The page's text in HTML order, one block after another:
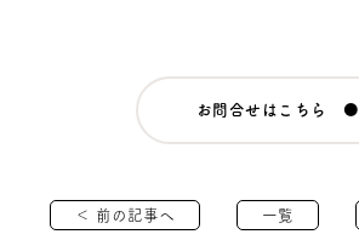
お問合せはこちら ●
＜ 前の記事へ 一覧